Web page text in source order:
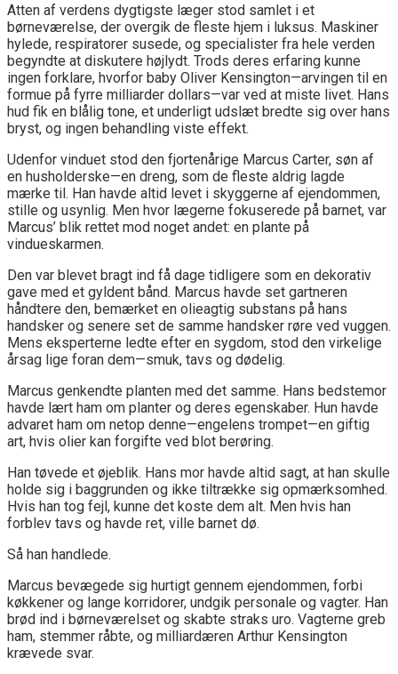
Atten af verdens dygtigste læger stod samlet i et
børneværelse, der overgik de fleste hjem i luksus. Maskiner
hylede, respiratorer susede, og specialister fra hele verden
begyndte at diskutere højlydt. Trods deres erfaring kunne
ingen forklare, hvorfor baby Oliver Kensington—arvingen til en
formue på fyrre milliarder dollars—var ved at miste livet. Hans
hud fik en blålig tone, et underligt udslæt bredte sig over hans
bryst, og ingen behandling viste effekt.
Udenfor vinduet stod den fjortenårige Marcus Carter, søn af
en husholderske—en dreng, som de fleste aldrig lagde
mærke til. Han havde altid levet i skyggerne af ejendommen,
stille og usynlig. Men hvor lægerne fokuserede på barnet, var
Marcus’ blik rettet mod noget andet: en plante på
vindueskarmen.
Den var blevet bragt ind få dage tidligere som en dekorativ
gave med et gyldent bånd. Marcus havde set gartneren
håndtere den, bemærket en olieagtig substans på hans
handsker og senere set de samme handsker røre ved vuggen.
Mens eksperterne ledte efter en sygdom, stod den virkelige
årsag lige foran dem—smuk, tavs og dødelig.
Marcus genkendte planten med det samme. Hans bedstemor
havde lært ham om planter og deres egenskaber. Hun havde
advaret ham om netop denne—engelens trompet—en giftig
art, hvis olier kan forgifte ved blot berøring.
Han tøvede et øjeblik. Hans mor havde altid sagt, at han skulle
holde sig i baggrunden og ikke tiltrække sig opmærksomhed.
Hvis han tog fejl, kunne det koste dem alt. Men hvis han
forblev tavs og havde ret, ville barnet dø.
Så han handlede.
Marcus bevægede sig hurtigt gennem ejendommen, forbi
køkkener og lange korridorer, undgik personale og vagter. Han
brød ind i børneværelset og skabte straks uro. Vagterne greb
ham, stemmer råbte, og milliardæren Arthur Kensington
krævede svar.